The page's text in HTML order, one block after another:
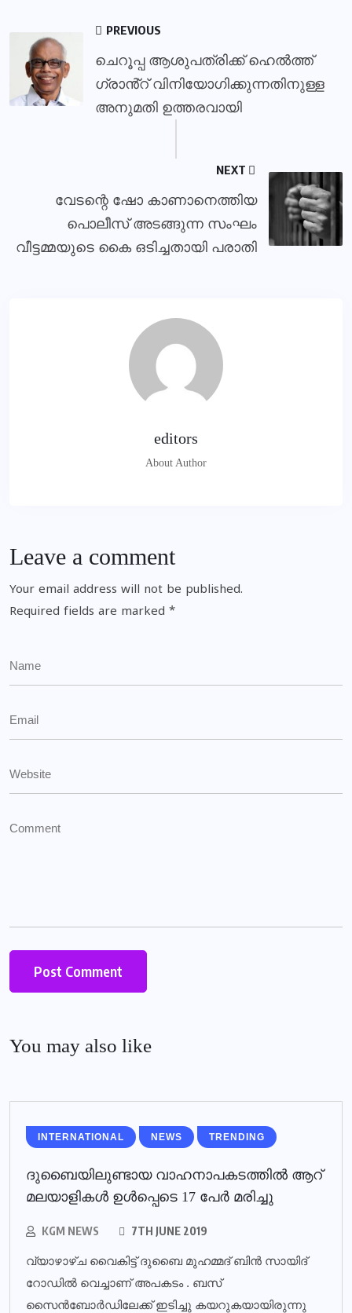
PREVIOUS
ചെറൂപ്പ ആശുപത്രിക്ക് ഹെൽത്ത്
ഗ്രാൻ്റ് വിനിയോഗിക്കുന്നതിനുള്ള
അനുമതി ഉത്തരവായി
NEXT
വേടന്റെ ഷോ കാണാനെത്തിയ
പൊലീസ് അടങ്ങുന്ന സംഘം
വീട്ടമ്മയുടെ കൈ ഒടിച്ചതായി പരാതി
editors
About Author
Leave a comment
Your email address will not be published.
Required fields are marked *
You may also like
INTERNATIONAL NEWS TRENDING
ദുബൈയിലുണ്ടായ വാഹനാപകടത്തില്‍ ആറ്
മലയാളികള്‍ ഉള്‍പ്പെടെ 17 പേര്‍ മരിച്ചു
KGM NEWS 7TH JUNE 2019
വ്യാഴാഴ്ച വൈകിട്ട് ദുബൈ മുഹമ്മദ് ബിൻ സായിദ്
റോഡിൽ വെച്ചാണ് അപകടം . ബസ്
സൈൻബോർഡിലേക്ക് ഇടിച്ചു കയറുകയായിരുന്നു